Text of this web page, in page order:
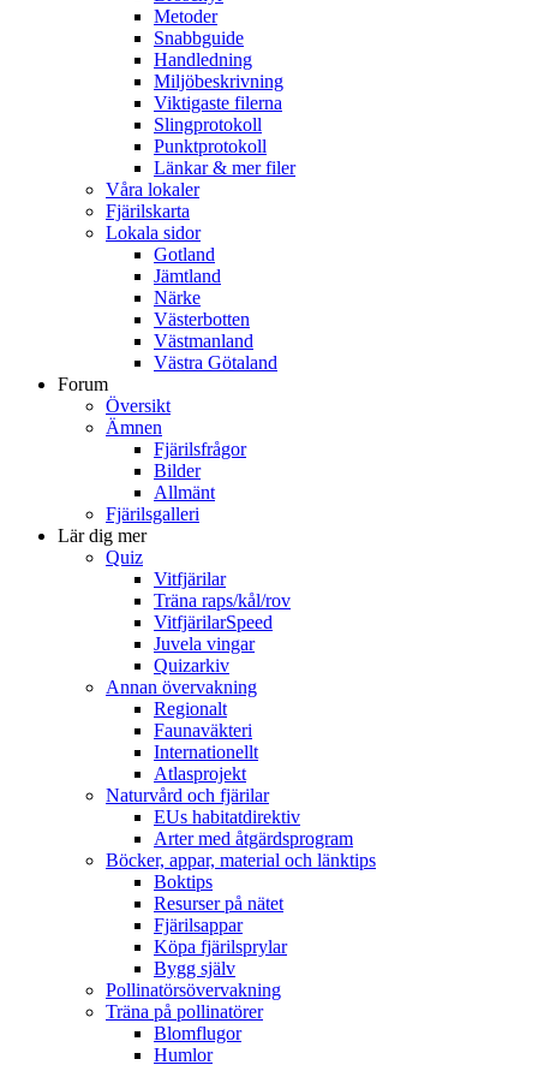
Metoder
Snabbguide
Handledning
Miljöbeskrivning
Viktigaste filerna
Slingprotokoll
Punktprotokoll
Länkar & mer filer
Våra lokaler
Fjärilskarta
Lokala sidor
Gotland
Jämtland
Närke
Västerbotten
Västmanland
Västra Götaland
Forum
Översikt
Ämnen
Fjärilsfrågor
Bilder
Allmänt
Fjärilsgalleri
Lär dig mer
Quiz
Vitfjärilar
Träna raps/kål/rov
VitfjärilarSpeed
Juvela vingar
Quizarkiv
Annan övervakning
Regionalt
Faunaväkteri
Internationellt
Atlasprojekt
Naturvård och fjärilar
EUs habitatdirektiv
Arter med åtgärdsprogram
Böcker, appar, material och länktips
Boktips
Resurser på nätet
Fjärilsappar
Köpa fjärilsprylar
Bygg själv
Pollinatörsövervakning
Träna på pollinatörer
Blomflugor
Humlor